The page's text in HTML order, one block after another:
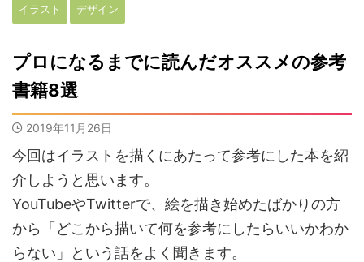
イラスト デザイン
プロになるまでに読んだオススメの参考
書籍8選
2019年11月26日
今回はイラストを描くにあたって参考にした本を紹
介しようと思います。
YouTubeやTwitterで、絵を描き始めたばかりの方
から「どこから描いて何を参考にしたらいいかわか
らない」という話をよく聞きます。